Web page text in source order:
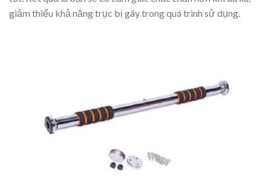
giảm thiểu khả năng trục bị gãy trong quá trình sử dụng.